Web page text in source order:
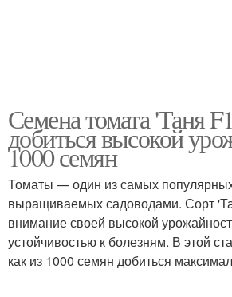
Семена томата 'Таня
добиться высокой
1000 семян
Томаты — один из самых
выращиваемых садоводами. Сорт
внимание своей высокой
устойчивостью к болезням. В этой
как из 1000 семян добиться